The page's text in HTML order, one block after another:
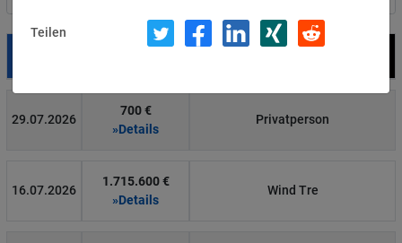
29.07.2026
700 €
»Details
Privatperson
16.07.2026
1.715.600 €
»Details
Wind Tre
Teilen